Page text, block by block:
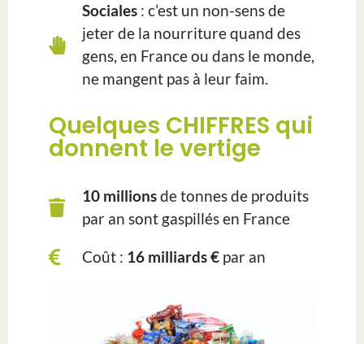
Sociales: c’est un non-sens de
jeter de la nourriture quand des
gens, en France ou dans le monde,
ne mangent pas à leur faim.
Quelques CHIFFRES qui
donnent le vertige
10 millionsde tonnes de produits
par an sont gaspillés en France
Coût : 16 milliards €par an